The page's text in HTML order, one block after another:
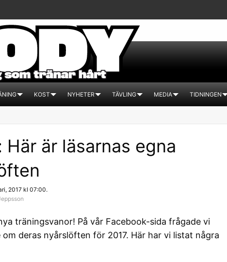
KOST NYHETER TÄVLING MEDIA TIDNINGEN
Här är läsarnas egna
2017 kl 07:00.
träningsvanor! På vår Facebook-sida frågade vi
om deras nyårslöften för 2017. Här har vi listat några